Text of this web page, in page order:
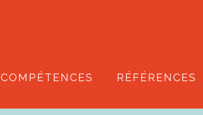
COMPÉTENCES RÉFÉRENCES